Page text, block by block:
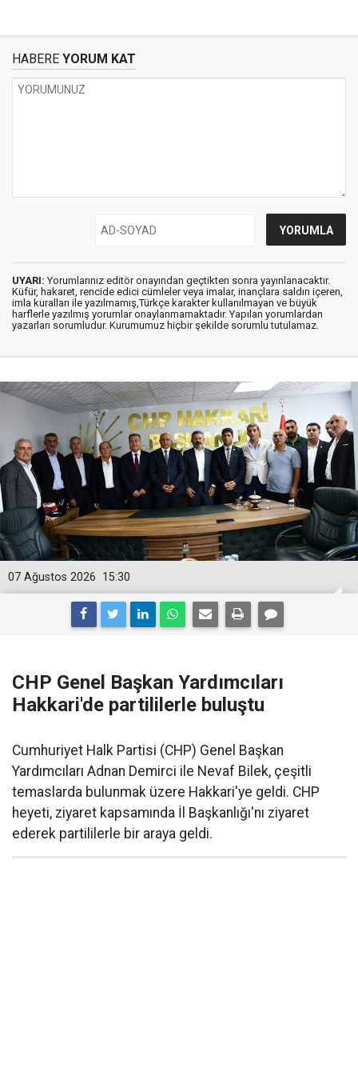
HABERE YORUM KAT
UYARI: Yorumlarınız editör onayından geçtikten sonra yayınlanacaktır.
Küfür, hakaret, rencide edici cümleler veya imalar, inançlara saldırı içeren,
imla kuralları ile yazılmamış,Türkçe karakter kullanılmayan ve büyük
harflerle yazılmış yorumlar onaylanmamaktadır. Yapılan yorumlardan
yazarları sorumludur. Kurumumuz hiçbir şekilde sorumlu tutulamaz.
15:30
07 Ağustos 2026
CHP Genel Başkan Yardımcıları
Hakkari'de partililerle buluştu
Cumhuriyet Halk Partisi (CHP) Genel Başkan
Yardımcıları Adnan Demirci ile Nevaf Bilek, çeşitli
temaslarda bulunmak üzere Hakkari'ye geldi. CHP
heyeti, ziyaret kapsamında İl Başkanlığı'nı ziyaret
ederek partililerle bir araya geldi.